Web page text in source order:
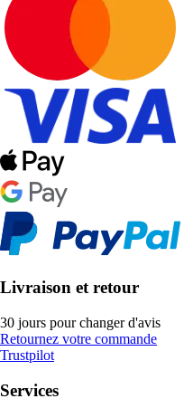
Livraison et retour
30 jours pour changer d'avis
Retournez votre commande
Trustpilot
Services